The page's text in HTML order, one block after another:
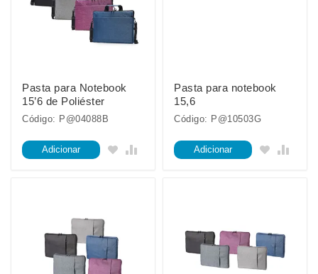
Pasta para Notebook
15’6 de Poliéster
Código: P@04088B
Adicionar
Pasta para notebook
15,6
Código: P@10503G
Adicionar